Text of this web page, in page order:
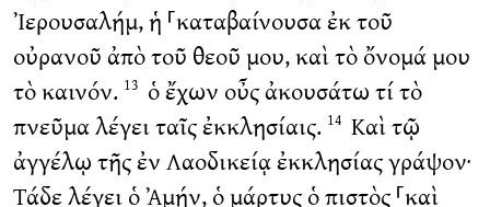
Ἰερουσαλήμ, ἡ ⸀καταβαίνουσα ἐκ τοῦ
οὐρανοῦ ἀπὸ τοῦ θεοῦ μου, καὶ τὸ ὄνομά μου
τὸ καινόν. 13 ὁ ἔχων οὖς ἀκουσάτω τί τὸ
πνεῦμα λέγει ταῖς ἐκκλησίαις. 14 Καὶ τῷ
ἀγγέλῳ τῆς ἐν Λαοδικείᾳ ἐκκλησίας γράψον·
Τάδε λέγει ὁ Ἀμήν, ὁ μάρτυς ὁ πιστὸς ⸀καὶ